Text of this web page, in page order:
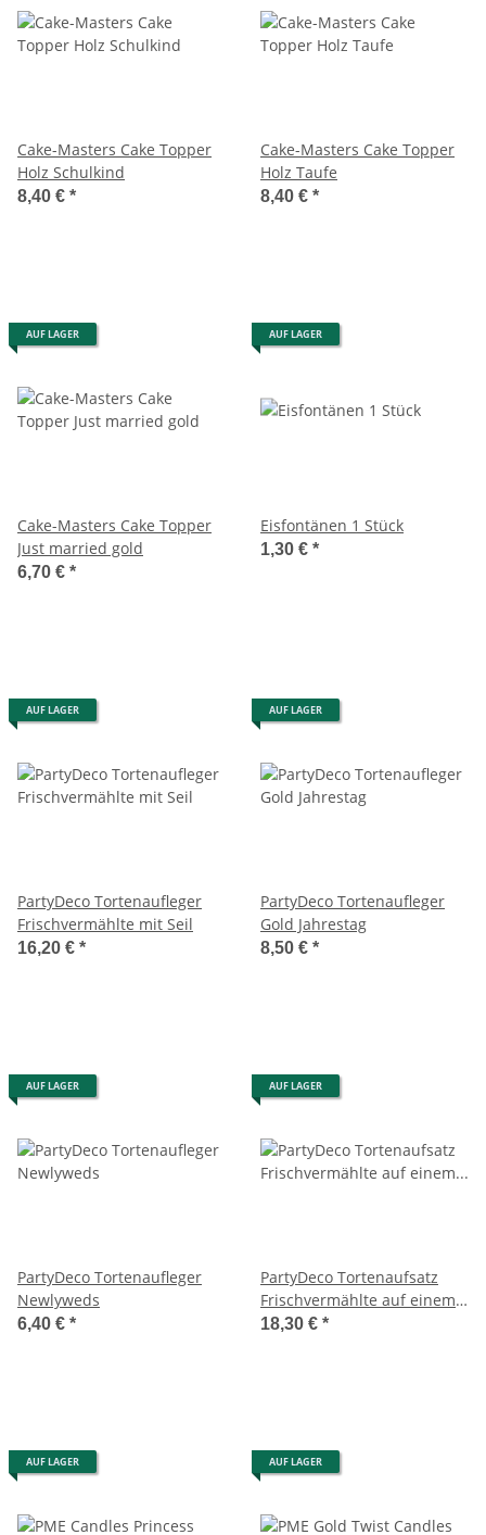
Cake-Masters Cake Topper
Holz Schulkind
8,40 € *
Cake-Masters Cake Topper
Holz Taufe
8,40 € *
AUF LAGER
Cake-Masters Cake Topper
Just married gold
6,70 € *
AUF LAGER
Eisfontänen 1 Stück
1,30 € *
AUF LAGER
PartyDeco Tortenaufleger
Frischvermählte mit Seil
16,20 € *
AUF LAGER
PartyDeco Tortenaufleger
Gold Jahrestag
8,50 € *
AUF LAGER
PartyDeco Tortenaufleger
Newlyweds
6,40 € *
AUF LAGER
PartyDeco Tortenaufsatz
Frischvermählte auf einem
Motorrad
18,30 € *
AUF LAGER AUF LAGER